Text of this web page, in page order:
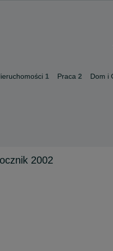
1 Praca 2 Dom i
2002